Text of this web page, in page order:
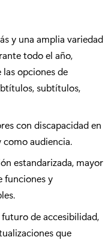
y una amplia variedad
todo el año,
las opciones de
subtítulos,
con discapacidad en
como audiencia.
estandarizada, mayor
funciones y
de accesibilidad,
que